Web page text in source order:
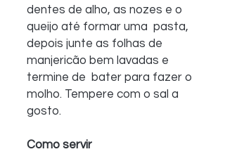
dentes de alho, as nozes e o
queijo até formar uma  pasta,
depois junte as folhas de
manjericão bem lavadas e
termine de  bater para fazer o
molho. Tempere com o sal a
gosto.
Como servir